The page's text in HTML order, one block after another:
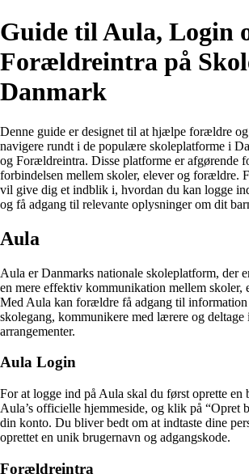
Guide til Aula, Login
Forældreintra på
Danmark
Denne guide er designet til at hjælpe forældre
navigere rundt i de populære skoleplatforme i
og Forældreintra. Disse platforme er afgørende
forbindelsen mellem skoler, elever og forældre.
vil give dig et indblik i, hvordan du kan logge
og få adgang til relevante oplysninger om dit
Aula
Aula er Danmarks nationale skoleplatform, der
en mere effektiv kommunikation mellem skoler,
Med Aula kan forældre få adgang til information
skolegang, kommunikere med lærere og deltage
arrangementer.
Aula Login
For at logge ind på Aula skal du først oprette en
Aula’s officielle hjemmeside, og klik på “Opret
din konto. Du bliver bedt om at indtaste dine
oprettet en unik brugernavn og adgangskode.
Forældreintra